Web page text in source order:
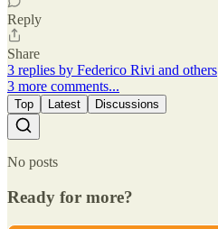
Reply
Share
3 replies by Federico Rivi and others
3 more comments...
Top Latest Discussions
No posts
Ready for more?